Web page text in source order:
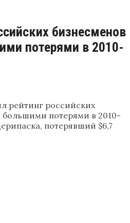
бизнесменов
потерями в 2010-
рейтинг российских
потерями в 2010-
потерявший $6,7